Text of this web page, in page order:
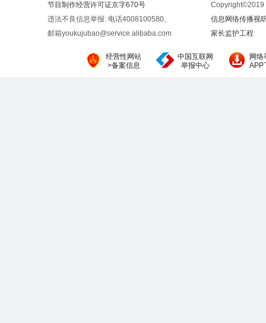
节目制作经营许可证京字670号
违法不良信息举报: 电话4008100580、
邮箱youkujubao@service.alibaba.com
Copyright©2019
信息网络传播视
家长监护工程
经营性网站
>备案信息
中国互联网
举报中心
网络
APP